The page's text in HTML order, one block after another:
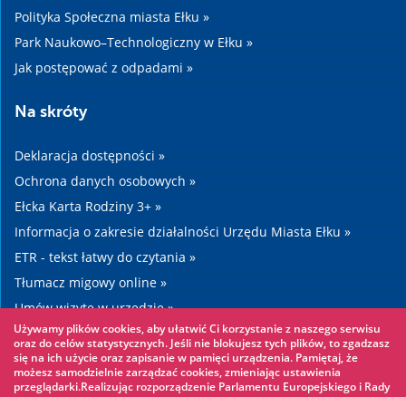
Polityka Społeczna miasta Ełku »
Park Naukowo–Technologiczny w Ełku »
Jak postępować z odpadami »
Na skróty
Deklaracja dostępności »
Ochrona danych osobowych »
Ełcka Karta Rodziny 3+ »
Informacja o zakresie działalności Urzędu Miasta Ełku »
ETR - tekst łatwy do czytania »
Tłumacz migowy online »
Umów wizytę w urzędzie »
Drogi »
Warto zobaczyć
Używamy plików cookies, aby ułatwić Ci korzystanie z naszego serwisu
oraz do celów statystycznych. Jeśli nie blokujesz tych plików, to zgadzasz
się na ich użycie oraz zapisanie w pamięci urządzenia. Pamiętaj, że
możesz samodzielnie zarządzać cookies, zmieniając ustawienia
przeglądarki.Realizując rozporządzenie Parlamentu Europejskiego i Rady